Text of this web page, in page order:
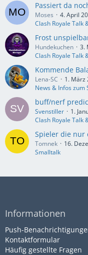
Passiert da
Moses
4. April
Clash Royale Talk
Frost
Hundekuchen
3.
Clash Royale Talk
Kommende
Lena-SC
1. März
News & Infos zum
buff/nerf
Svenstiller
1.
Clash Royale Talk
Spieler die nur
Tomnek
16.
Smalltalk
Informationen
Push-
Kontaktformular
Häufig gestellte Fragen